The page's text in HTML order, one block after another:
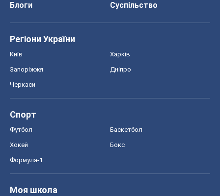
Блоги
Суспільство
Регіони України
Київ Харків
Запоріжжя Дніпро
Черкаси
Спорт
Футбол Баскетбол
Хокей Бокс
Формула-1
Моя школа